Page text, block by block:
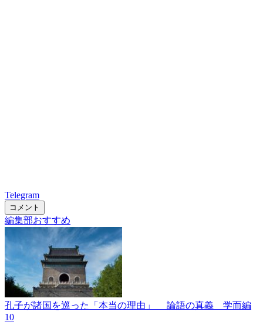
Telegram
コメント
編集部おすすめ
孔子が諸国を巡った「本当の理由」 論語の真義 学而編
10